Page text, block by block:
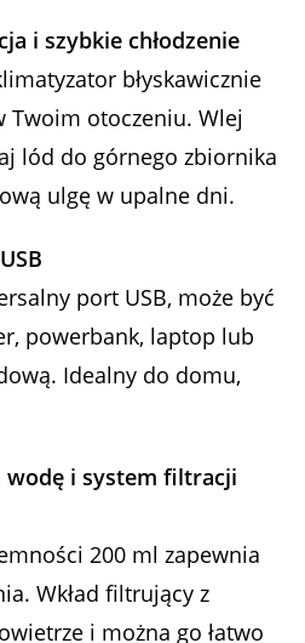
i szybkie chłodzenie
błyskawicznie
Twoim otoczeniu. Wlej
lód do górnego zbiornika
ulgę w upalne dni.
port USB, może być
powerbank, laptop lub
Idealny do domu,
wodę i system filtracji
200 ml zapewnia
Wkład filtrujący z
i można go łatwo